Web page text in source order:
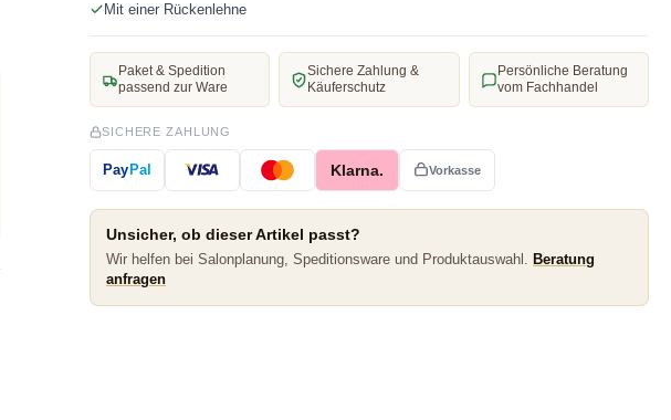
Mit einer Rückenlehne
Paket & Spedition
passend zur Ware
Sichere Zahlung &
Käuferschutz
Persönliche Beratung
vom Fachhandel
SICHERE ZAHLUNG
PayPal Klarna. Vorkasse
Unsicher, ob dieser Artikel passt?
Wir helfen bei Salonplanung, Speditionsware und Produktauswahl. Beratung
anfragen